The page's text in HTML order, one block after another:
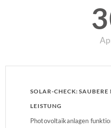
SOLAR-CHECK:
LEISTUNG
Photovoltaikanlagen